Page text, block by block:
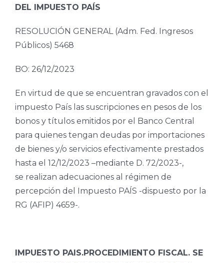
DEL IMPUESTO PAÍS
RESOLUCIÓN GENERAL (Adm. Fed. Ingresos
Públicos) 5468
BO: 26/12/2023
En virtud de que se encuentran gravados con el
impuesto País las suscripciones en pesos de los
bonos y títulos emitidos por el Banco Central
para quienes tengan deudas por importaciones
de bienes y/o servicios efectivamente prestados
hasta el 12/12/2023 –mediante D. 72/2023-,
se realizan adecuaciones al régimen de
percepción del Impuesto PAÍS -dispuesto por la
RG (AFIP) 4659-.
IMPUESTO PAIS.PROCEDIMIENTO FISCAL. SE